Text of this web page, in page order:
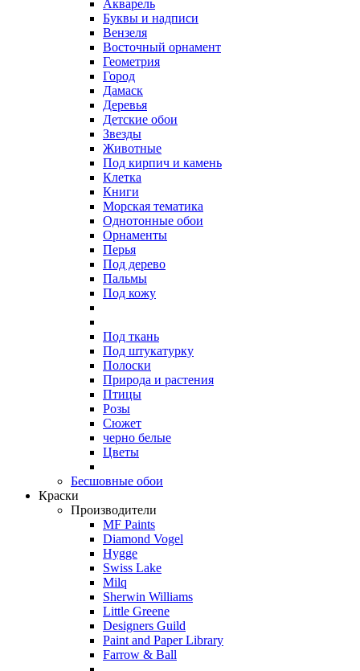
Акварель
Буквы и надписи
Вензеля
Восточный орнамент
Геометрия
Город
Дамаск
Деревья
Детские обои
Звезды
Животные
Под кирпич и камень
Клетка
Книги
Морская тематика
Однотонные обои
Орнаменты
Перья
Под дерево
Пальмы
Под кожу
Под ткань
Под штукатурку
Полоски
Природа и растения
Птицы
Розы
Сюжет
черно белые
Цветы
Бесшовные обои
Краски
Производители
MF Paints
Diamond Vogel
Hygge
Swiss Lake
Milq
Sherwin Williams
Little Greene
Designers Guild
Paint and Paper Library
Farrow & Ball